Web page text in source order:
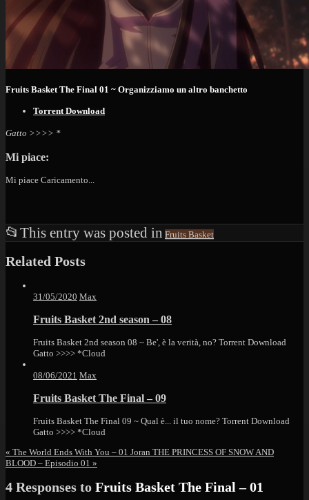
Fruits Basket The Final 01 ~ Organizziamo un altro banchetto
Torrent Download
Gatto >>>> *
Mi piace:
Mi piace Caricamento...
📂 This entry was posted in Fruits Basket
Related Posts
31/05/2020 Max
Fruits Basket 2nd season – 08
Fruits Basket 2nd season 08 ~ Be', è la verità, no? Torrent Download
Gatto >>>> *Cloud
08/06/2021 Max
Fruits Basket The Final – 09
Fruits Basket The Final 09 ~ Qual è... il tuo nome? Torrent Download
Gatto >>>> *Cloud
« The World Ends With You – 01 Joran THE PRINCESS OF SNOW AND
BLOOD – Episodio 01 »
4 Responses to Fruits Basket The Final – 01